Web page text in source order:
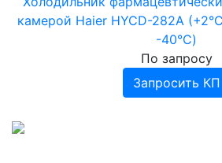
камерой Haier HYCD-282A
-40°С)
По запросу
Запросить КП